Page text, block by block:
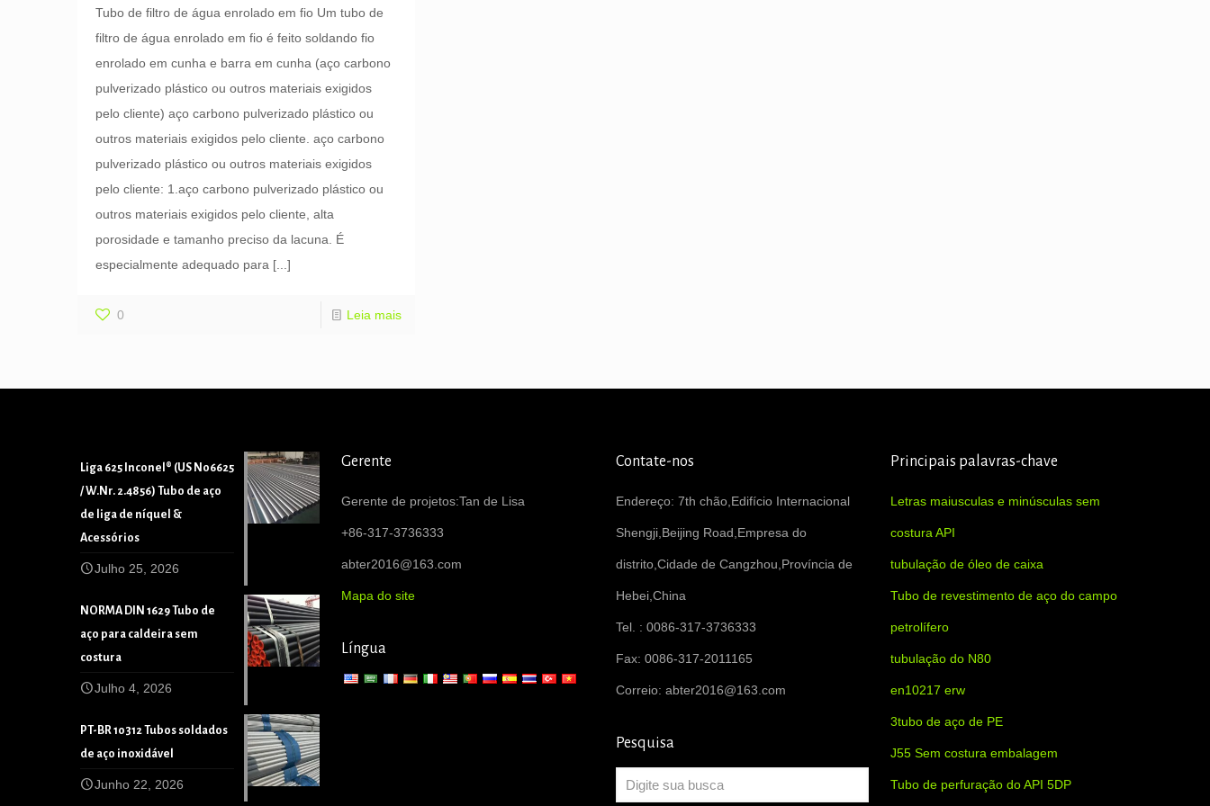
Tubo de filtro de água enrolado em fio Um tubo de
filtro de água enrolado em fio é feito soldando fio
enrolado em cunha e barra em cunha (aço carbono
pulverizado plástico ou outros materiais exigidos
pelo cliente) aço carbono pulverizado plástico ou
outros materiais exigidos pelo cliente. aço carbono
pulverizado plástico ou outros materiais exigidos
pelo cliente: 1.aço carbono pulverizado plástico ou
outros materiais exigidos pelo cliente, alta
porosidade e tamanho preciso da lacuna. É
especialmente adequado para [...]
0 Leia mais
Liga 625 Inconel® (US N06625
/ W.Nr. 2.4856) Tubo de aço
de liga de níquel &
Acessórios
Julho 25, 2026
NORMA DIN 1629 Tubo de
aço para caldeira sem
costura
Julho 4, 2026
PT-BR 10312 Tubos soldados
de aço inoxidável
Junho 22, 2026
Gerente
Gerente de projetos:Tan de Lisa
+86-317-3736333
abter2016@163.com
Mapa do site
Língua
Contate-nos
Endereço: 7th chão,Edifício Internacional
Shengji,Beijing Road,Empresa do
distrito,Cidade de Cangzhou,Província de
Hebei,China
Tel. : 0086-317-3736333
Fax: 0086-317-2011165
Correio: abter2016@163.com
Pesquisa
Principais palavras-chave
Letras maiusculas e minúsculas sem
costura API
tubulação de óleo de caixa
Tubo de revestimento de aço do campo
petrolífero
tubulação do N80
en10217 erw
3tubo de aço de PE
J55 Sem costura embalagem
Tubo de perfuração do API 5DP